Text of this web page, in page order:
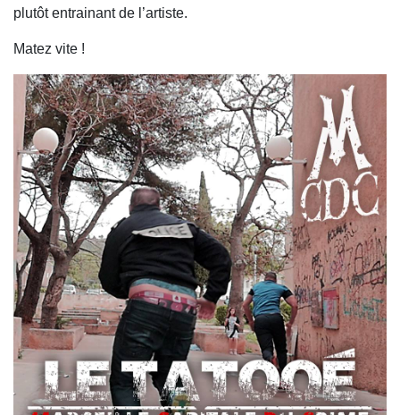
plutôt entrainant de l’artiste.
Matez vite !